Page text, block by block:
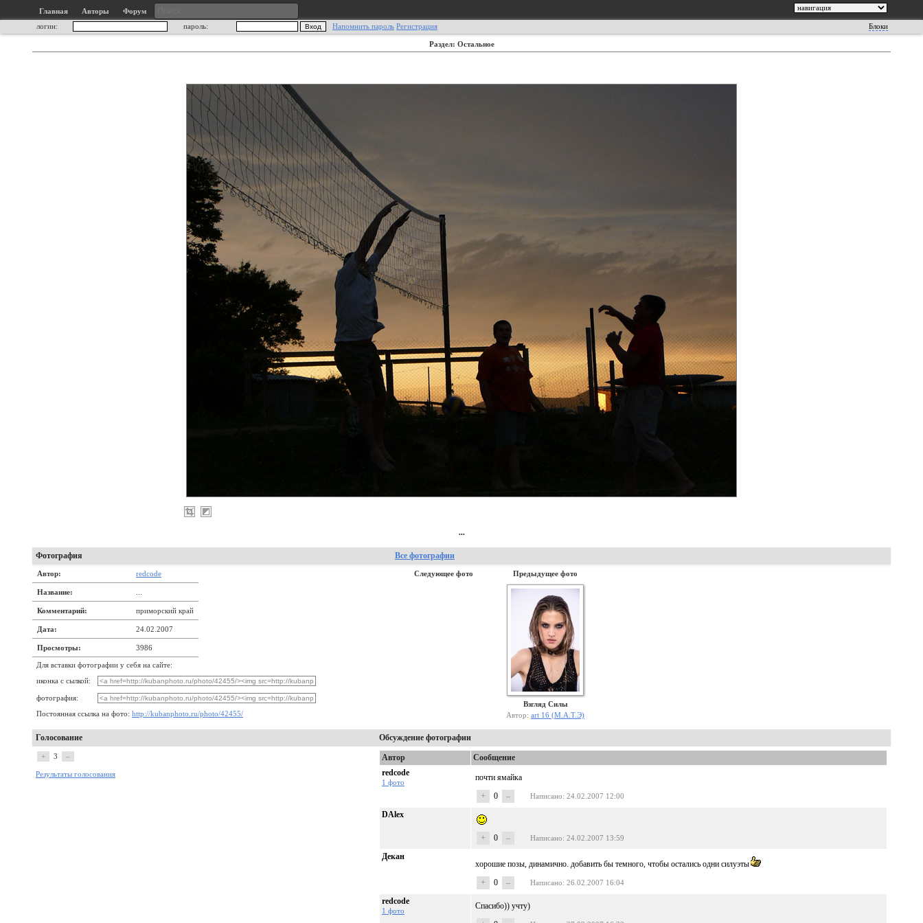
Главная Авторы
Форум
логин:
пароль: Напомнить пароль Регистрация Блоки
Раздел: Остальное
...
Фотография Все фотографии
Автор: redcode
Название:
Комментарий: приморский край
Дата: 24.02.2007
Просмотры: 3986
Для вставки фотографии у себя на сайте:
иконка с сылкой:
фотография:
Постоянная ссылка на фото: http://kubanphoto.ru/photo/42455/
Следующее фото Предыдущее фото
Взгляд Силы
Автор: art 16 (М.А.Т.Э)
Голосование Обсуждение фотографии
+ 3 –
Результаты голосования
Автор
Сообщение
redcode
1 фото
почти ямайка
+
0 – Написано: 24.02.2007 12:00
DAlex
+ 0 – Написано: 24.02.2007 13:59
Декан
хорошие позы, динамично. добавить бы темного, чтобы остались одни силуэты
+
0 – Написано: 26.02.2007 16:04
redcode
1 фото
Спасибо)) учту)